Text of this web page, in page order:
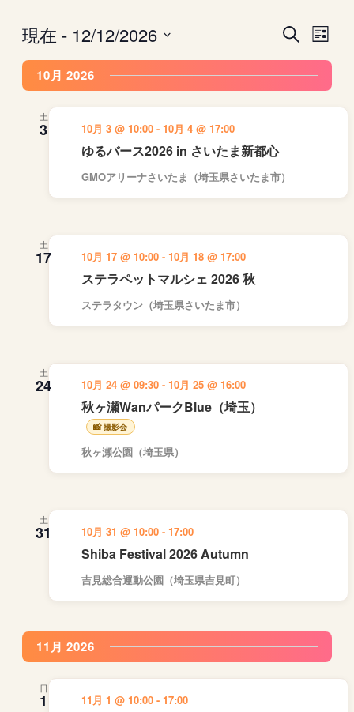
イ
ン
ト
イ
ト
を
索
し
ン
表
検
イ
ト
ビ
リ
ス
ト
表
示
現在 - 12/12/2026
を
10月 2026
土
3
ゆるバース2026 in さいたま新都心
10月 3 @ 10:00 - 10月 4 @ 17:00
GMOアリーナさいたま（埼玉県さいたま市）
土
17
ステラペットマルシェ 2026 秋
10月 17 @ 10:00 - 10月 18 @ 17:00
ステラタウン（埼玉県さいたま市）
土
24
秋ヶ瀬WanパークBlue（埼玉）
10月 24 @ 09:30 - 10月 25 @ 16:00
秋ヶ瀬公園（埼玉県）
土
31
Shiba Festival 2026 Autumn
10月 31 @ 10:00 - 17:00
吉見総合運動公園（埼玉県吉見町）
11月 2026
日
1 11月 1 @ 10:00 - 17:00